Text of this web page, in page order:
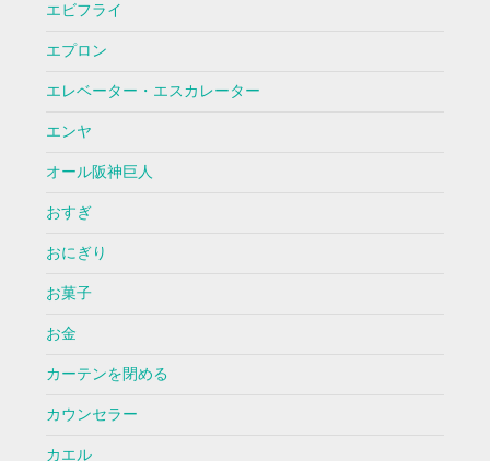
エビフライ
エプロン
エレベーター・エスカレーター
エンヤ
オール阪神巨人
おすぎ
おにぎり
お菓子
お金
カーテンを閉める
カウンセラー
カエル